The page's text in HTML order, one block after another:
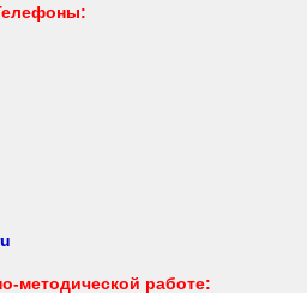
методической работе: